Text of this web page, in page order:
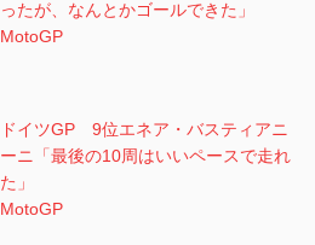
ったが、なんとかゴールできた」
MotoGP
ドイツGP 9位エネア・バスティアニ
ーニ「最後の10周はいいペースで走れ
た」
MotoGP